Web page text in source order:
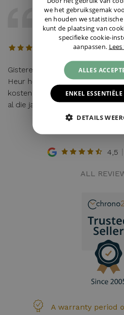
DAVE
12 / 04 / 2026,
Gisteren mijn lege batterij van
Heur horloge laten vervangen.
kosten waren: "service van de
al die jaren!
4,5
ALL
A warranty period
we het gebruiksgemak
en houden we
kunt de plaatsing van
specifieke cookie-
aanpassen.
ALLES
ENKEL
DETAILS